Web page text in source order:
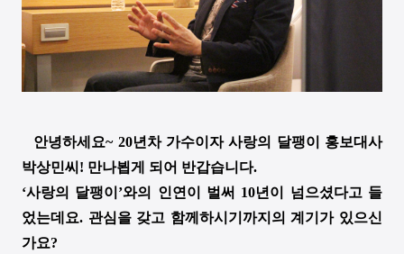
안녕하세요~ 20년차 가수이자 사랑의 달팽이 홍보대사
박상민씨 ! 만나뵙게 되어 반갑습니다.
‘사랑의 달팽이 ’와의 인연이 벌써 10년이 넘으셨다고 들
었는데요. 관심을 갖고 함께하시기까지의 계기가 있으신
가요?